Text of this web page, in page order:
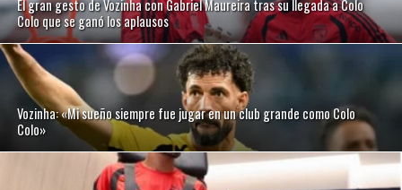
El gran gesto de Vozinha con Gabriel Maureira tras su llegada a Colo
Colo que se ganó los aplausos
Vozinha: «Mi sueño siempre fue jugar en un club grande como Colo
Colo»